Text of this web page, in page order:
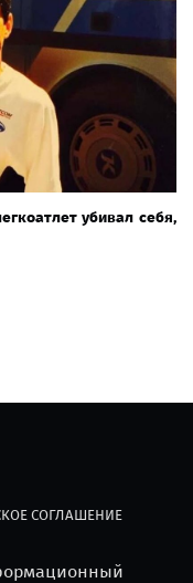
убивал себя,
СОГЛАШЕНИЕ